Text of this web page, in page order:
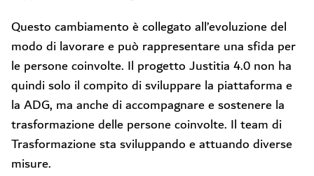
Questo cambiamento è collegato all’evoluzione del
modo di lavorare e può rappresentare una sfida per
le persone coinvolte. Il progetto Justitia 4.0 non ha
quindi solo il compito di sviluppare la piattaforma e
la ADG, ma anche di accompagnare e sostenere la
trasformazione delle persone coinvolte. Il team di
Trasformazione sta sviluppando e attuando diverse
misure.